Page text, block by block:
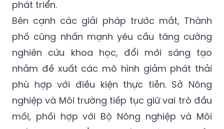
phát triển.
Bên cạnh các giải pháp trước mắt, Thành
phố cũng nhấn mạnh yêu cầu tăng cường
nghiên cứu khoa học, đổi mới sáng tạo
nhằm đề xuất các mô hình giảm phát thải
phù hợp với điều kiện thực tiễn. Sở Nông
nghiệp và Môi trường tiếp tục giữ vai trò đầu
mối, phối hợp với Bộ Nông nghiệp và Môi